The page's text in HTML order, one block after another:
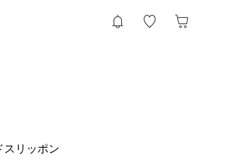
スリッポン